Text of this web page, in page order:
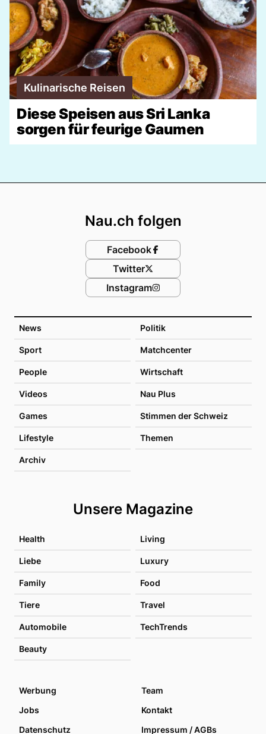
Kulinarische Reisen
Diese Speisen aus Sri Lanka
sorgen für feurige Gaumen
News Politik
Sport Matchcenter
People Wirtschaft
Videos Nau Plus
Games Stimmen der Schweiz
Lifestyle Themen
Archiv
Unsere Magazine
Health Living
Liebe Luxury
Family Food
Tiere Travel
Automobile TechTrends
Beauty
Nau.ch folgen
Facebook
Twitter
Instagram
Werbung
Team
Jobs
Kontakt
Datenschutz
Impressum / AGBs